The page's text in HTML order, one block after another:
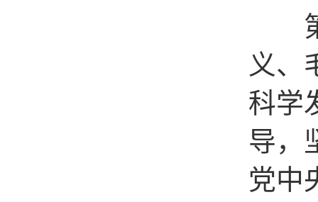
第
义、
科学
导，
党中